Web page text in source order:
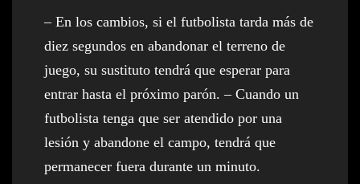
– En los cambios, si el futbolista tarda más de
diez segundos en abandonar el terreno de
juego, su sustituto tendrá que esperar para
entrar hasta el próximo parón. – Cuando un
futbolista tenga que ser atendido por una
lesión y abandone el campo, tendrá que
permanecer fuera durante un minuto.